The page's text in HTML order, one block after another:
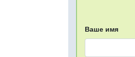
Ваше имя